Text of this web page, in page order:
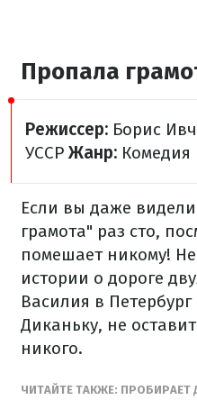
Пропала
Режиссер: Борис
УССР Жанр: Комедия
Если вы даже видели
грамота" раз сто,
помешает никому!
истории о дороге
Василия в Петербург
Диканьку, не оставит
никого.
ЧИТАЙТЕ ТАКЖЕ: ПРОБИРАЕТ